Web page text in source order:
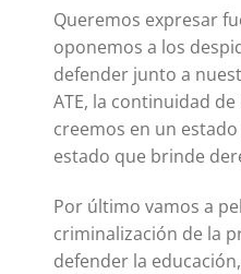
Queremos expresar
oponemos a los
defender junto a
ATE, la continuidad
creemos en un
estado que brinde
Por último vamos a
criminalización de la
defender la